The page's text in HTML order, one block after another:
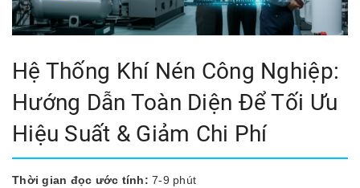
Hệ Thống Khí Nén Công Nghiệp:
Hướng Dẫn Toàn Diện Để Tối Ưu
Hiệu Suất & Giảm Chi Phí
Thời gian đọc ước tính: 7-9 phút